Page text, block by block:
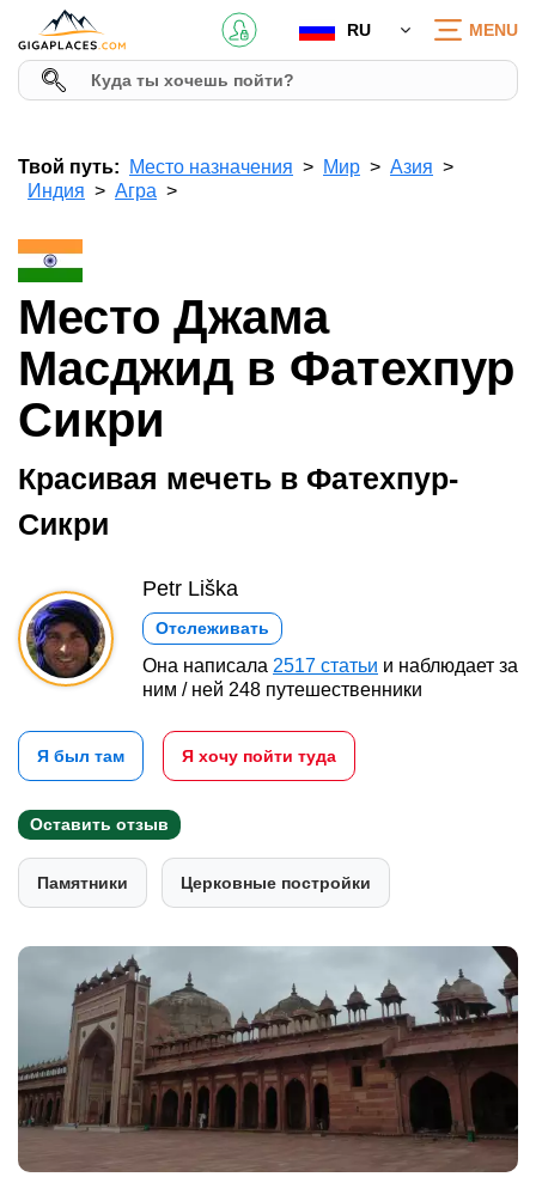
RU MENU
Твой путь: Место назначения Мир
Азия
Индия
Агра
Место Джама
Масджид в Фатехпур
Сикри
Красивая мечеть в Фатехпур-
Сикри
Petr Liška
Отслеживать
Она написала 2517 статьи и наблюдает за
ним / ней 248 путешественники
Я был там Я хочу пойти туда
Оставить отзыв
Памятники Церковные постройки